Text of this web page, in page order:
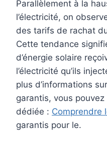
Parallèlement à la
l’électricité, on
des tarifs de rachat
Cette tendance
d’énergie solaire
l’électricité qu’ils
plus d’informations
garantis, vous
dédiée : Comprendre
garantis pour le.